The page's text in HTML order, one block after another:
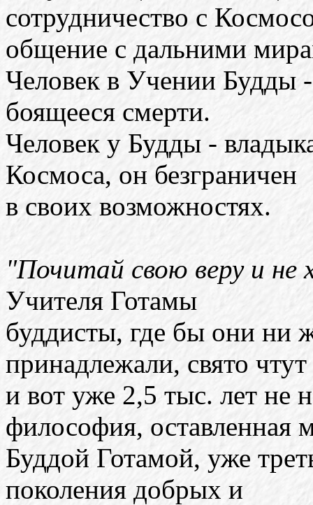
сотрудничество с
общение с дальними
Человек в Учении Будды -
боящееся смерти.
Человек у Будды -
Космоса, он безграничен
в своих возможностях.
"Почитай свою веру и не
Учителя Готамы
буддисты, где бы они ни
принадлежали, свято чтут
и вот уже 2,5 тыс. лет не
философия, оставленная
Буддой Готамой, уже
поколения добрых и